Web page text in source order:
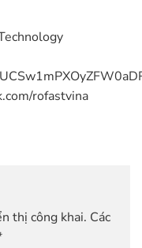
rofastvina
thị công khai. Các